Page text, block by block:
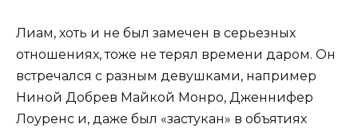
Лиам, хоть и не был замечен в серьезных
отношениях, тоже не терял времени даром. Он
встречался с разным девушками, например
Ниной Добрев Майкой Монро, Дженнифер
Лоуренс и, даже был «застукан» в объятиях